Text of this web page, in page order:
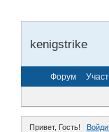
kenigstrike
Форум
Привет, Гость!